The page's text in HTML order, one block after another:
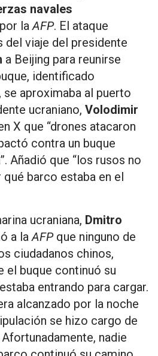
navales
laAFP. El ataque
del viaje del presidente
a Beijing para reunirse
identificado
, se aproximaba al puerto
ucraniano, Volodimir
X que “drones atacaron
contra un buque
Añadió que “los rusos no
barco estaba en el
ucraniana, Dmitro
a laAFP que ninguno de
ciudadanos chinos,
el buque continuó su
entrando para cargar.
alcanzado por la noche
se hizo cargo de
nadie